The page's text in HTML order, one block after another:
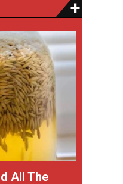
All The